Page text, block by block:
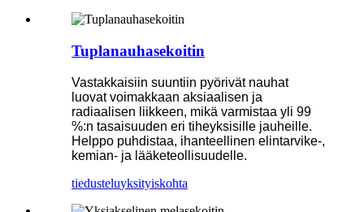
Tuplanauhasekoitin
Vastakkaisiin suuntiin pyörivät nauhat
luovat voimakkaan aksiaalisen ja
radiaalisen liikkeen, mikä varmistaa yli 99
%:n tasaisuuden eri tiheyksisille jauheille.
Helppo puhdistaa, ihanteellinen elintarvike-,
kemian- ja lääketeollisuudelle.
tiedusteluyksityiskohta